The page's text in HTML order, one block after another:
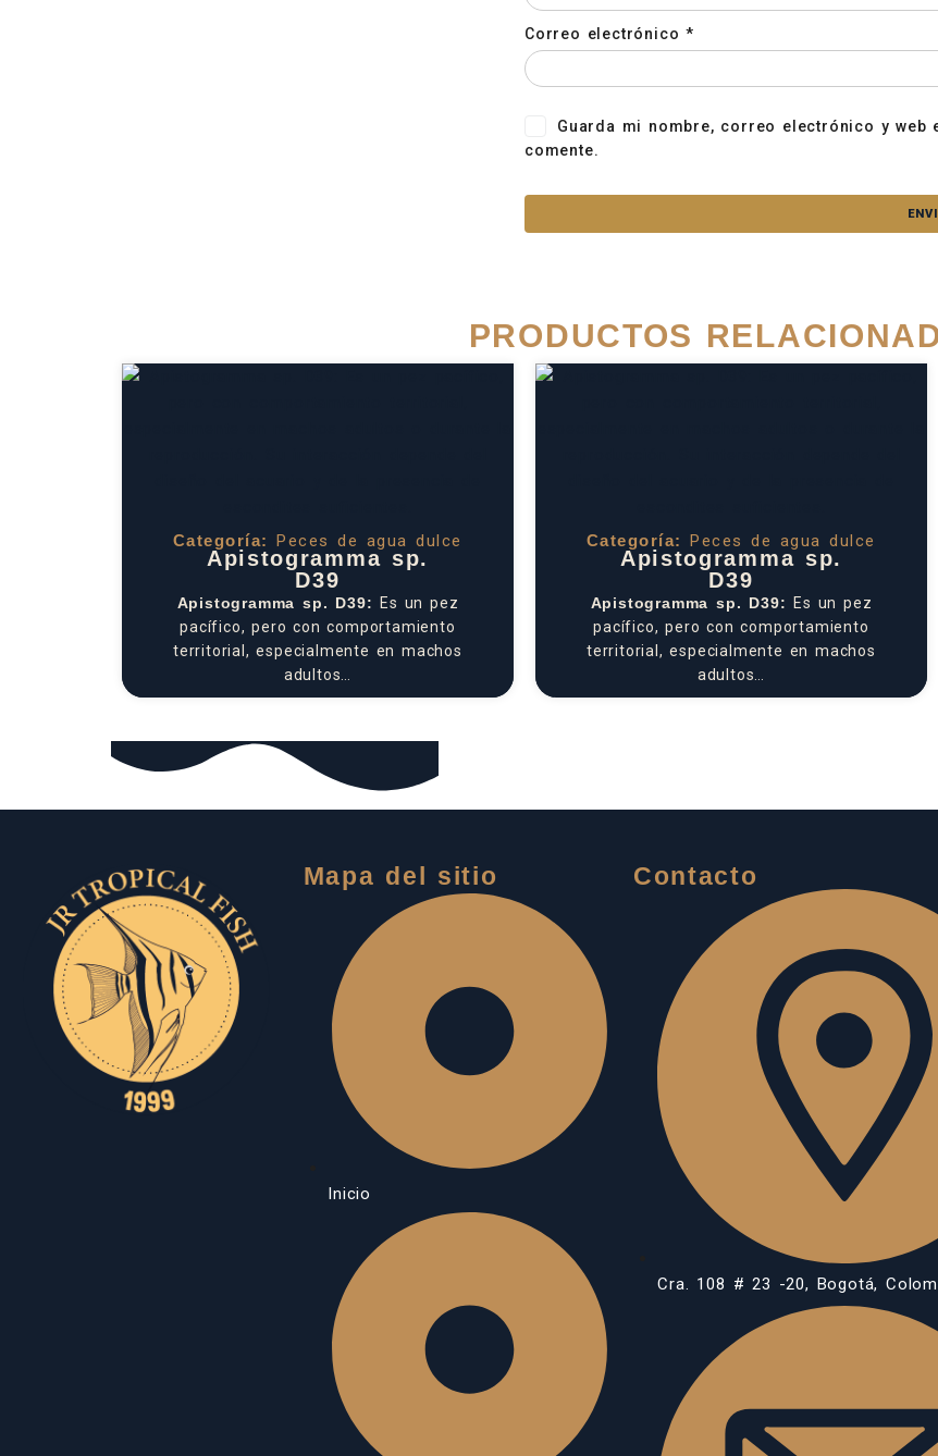
Correo electrónico*
Guarda mi nombre, correo electrónico y web
comente.
PRODUCTOS
Categoría:Peces de agua dulce
Apistogramma sp.
D39
Apistogramma sp. D39:
Es un pez
pacífico, pero con comportamiento
territorial, especialmente en machos
adultos…
Categoría:Peces de agua dulce
Apistogramma sp.
D39
Apistogramma sp. D39:
Es un pez
pacífico, pero con comportamiento
territorial, especialmente en machos
adultos…
Mapa del sitio
Inicio
Contacto
Cra. 108 # 23 -20, Bogotá,